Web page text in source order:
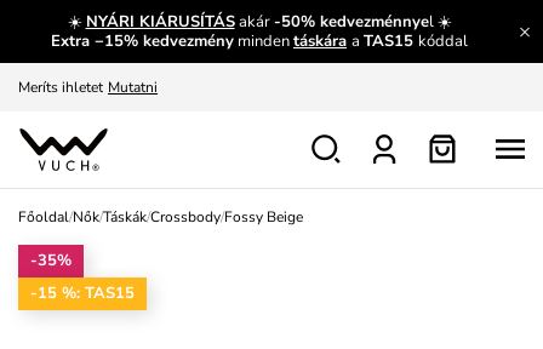
☀️ NYÁRI KIÁRUSÍTÁSakár-50% kedvezménnyel ☀️
Extra −15% kedvezmény mindentáskára a TAS15 kóddal
Fedezze fel velünk az újdonságokat. Megtekintés
Meríts ihletet Mutatni
Ingyenes csere és visszaküldés
Főoldal/Nők/Táskák/Crossbody/Fossy Beige
-35%
-15 %: TAS15